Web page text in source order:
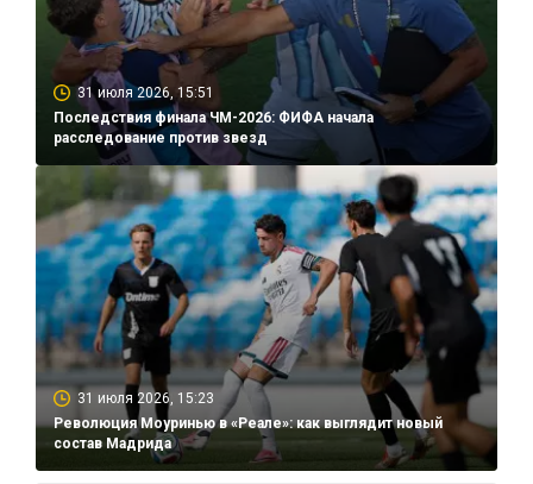
31 июля 2026, 15:51
Последствия финала ЧМ-2026: ФИФА начала
расследование против звезд
31 июля 2026, 15:23
Революция Моуринью в «Реале»: как выглядит новый
состав Мадрида